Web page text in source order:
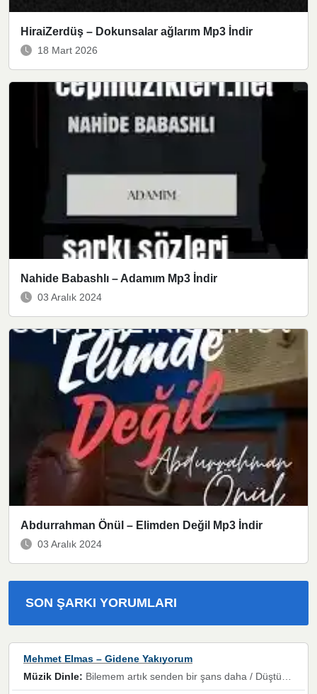
HiraiZerdüş – Dokunsalar ağlarım Mp3 İndir
18 Mart 2026
Nahide Babashlı – Adamım Mp3 İndir
03 Aralık 2024
Abdurrahman Önül – Elimden Değil Mp3 İndir
03 Aralık 2024
SON ŞARKI YORUMLARI
Mehmet Elmas – Gidene Yakıyorum
Müzik Dinle: Bilemem artık senden bir şans daha / Düştüğün zaman ben olmayacağım yanında” dizeleri, artık geçmişin tekrarına izin verilmeyeceğini, kişisel sınırların çizildiğini gösteriyor.